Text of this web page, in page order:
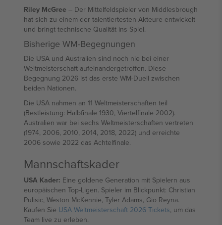
Riley McGree – Der Mittelfeldspieler von Middlesbrough
hat sich zu einem der talentiertesten Akteure entwickelt
und bringt technische Qualität ins Spiel.
Bisherige WM-Begegnungen
Die USA und Australien sind noch nie bei einer
Weltmeisterschaft aufeinandergetroffen. Diese
Begegnung 2026 ist das erste WM-Duell zwischen
beiden Nationen.
Die USA nahmen an 11 Weltmeisterschaften teil
(Bestleistung: Halbfinale 1930, Viertelfinale 2002).
Australien war bei sechs Weltmeisterschaften vertreten
(1974, 2006, 2010, 2014, 2018, 2022) und erreichte
2006 sowie 2022 das Achtelfinale.
Mannschaftskader
USA Kader: Eine goldene Generation mit Spielern aus
europäischen Top-Ligen. Spieler im Blickpunkt: Christian
Pulisic, Weston McKennie, Tyler Adams, Gio Reyna.
Kaufen Sie USA Weltmeisterschaft 2026 Tickets, um das
Team live zu erleben.